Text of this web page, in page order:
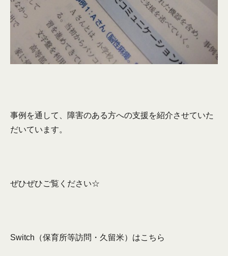
事例を通して、障害のある方への支援を紹介させていた
だいています。
ぜひぜひご覧ください☆
Switch（保育所等訪問・久留米）はこちら